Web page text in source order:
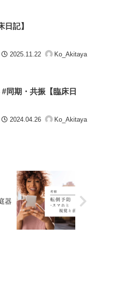
日記】
2025.11.22 Ko_Akitaya
同期・共振【臨床日
2024.04.26 Ko_Akitaya
器